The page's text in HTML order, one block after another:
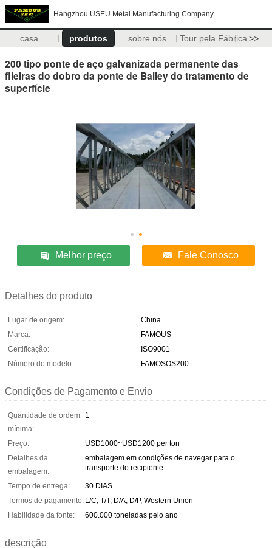
Hangzhou USEU Metal Manufacturing Company
casa produtos sobre nós Tour pela Fábrica >>
200 tipo ponte de aço galvanizada permanente das
fileiras do dobro da ponte de Bailey do tratamento de
superfície
Melhor preço Fale Conosco
Detalhes do produto
Lugar de origem:
China
Marca:
FAMOUS
Certificação:
ISO9001
Número do modelo:
FAMOSOS200
Condições de Pagamento e Envio
Quantidade de ordem
mínima:
1
Preço:
USD1000~USD1200 per ton
Detalhes da
embalagem:
embalagem em condições de navegar para o
transporte do recipiente
Tempo de entrega:
30 DIAS
Termos de pagamento: L/C, T/T, D/A, D/P, Western Union
Habilidade da fonte:
600.000 toneladas pelo ano
descrição